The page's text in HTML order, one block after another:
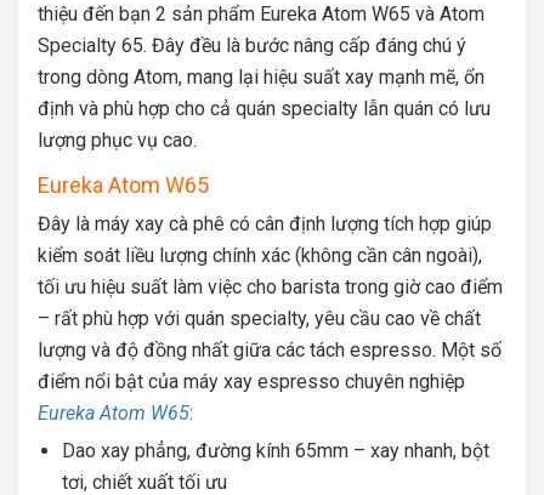
thiệu đến bạn 2 sản phẩm Eureka Atom W65 và Atom
Specialty 65. Đây đều là bước nâng cấp đáng chú ý
trong dòng Atom, mang lại hiệu suất xay mạnh mẽ, ổn
định và phù hợp cho cả quán specialty lẫn quán có lưu
lượng phục vụ cao.
Eureka Atom W65
Đây là máy xay cà phê có cân định lượng tích hợp giúp
kiểm soát liều lượng chính xác (không cần cân ngoài),
tối ưu hiệu suất làm việc cho barista trong giờ cao điểm
– rất phù hợp với quán specialty, yêu cầu cao về chất
lượng và độ đồng nhất giữa các tách espresso. Một số
điểm nổi bật của máy xay espresso chuyên nghiệp
Eureka Atom W65:
Dao xay phẳng, đường kính 65mm – xay nhanh, bột
tơi, chiết xuất tối ưu